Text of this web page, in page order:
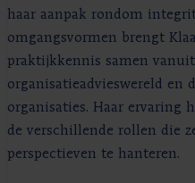
haar aanpak rondom
omgangsvormen brengt
praktijkkennis samen
organisatieadvieswereld en
organisaties. Haar ervaring
de verschillende rollen die
perspectieven te hanteren.